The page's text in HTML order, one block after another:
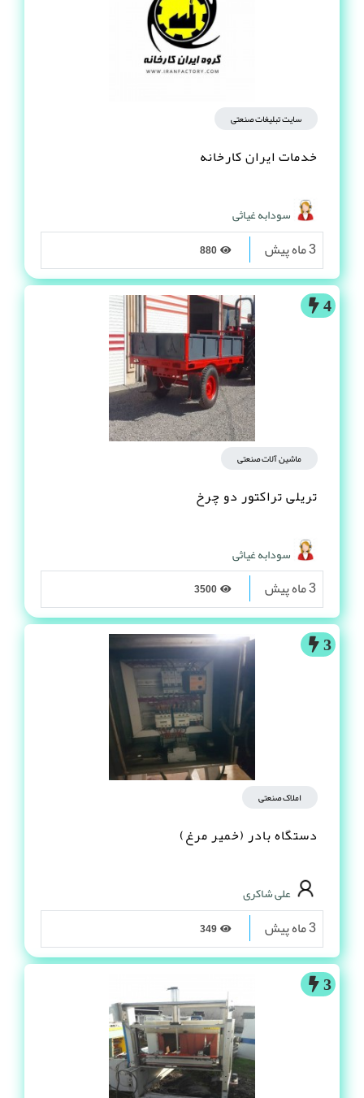
سایت تبلیغات صنعتی
خدمات ایران کارخانه
سودابه غیاثی
3 ماه پیش
4
ماشین آلات صنعتی
تریلی تراکتور دو چرخ
سودابه غیاثی
3 ماه پیش
3
املاک صنعتی
دستگاه بادر (خمیر مرغ)
علی شاکری
3 ماه پیش
3